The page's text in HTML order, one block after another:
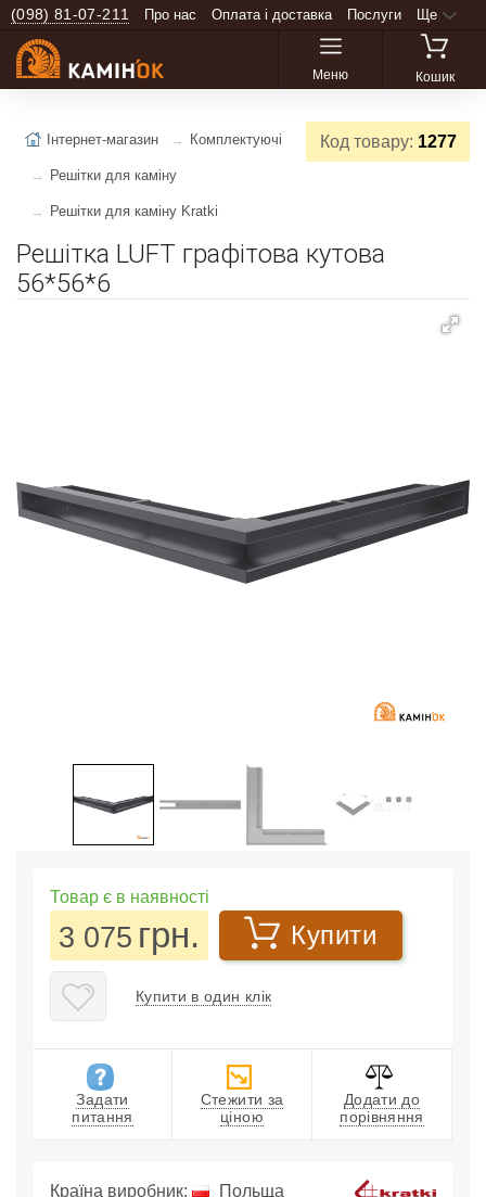
(098) 81-07-211 Про нас Оплата і доставка Послуги Ще
Меню Кошик
Код товару: 1277
Інтернет-магазин Комплектуючі
Решітки для каміну
Решітки для каміну Kratki
Решітка LUFT графітова кутова
56*56*6
Товар є в наявності
3 075 грн. Купити
Купити в один клік
Задати
питання
Стежити за
ціною
Додати до
порівняння
Країна виробник:
Польща